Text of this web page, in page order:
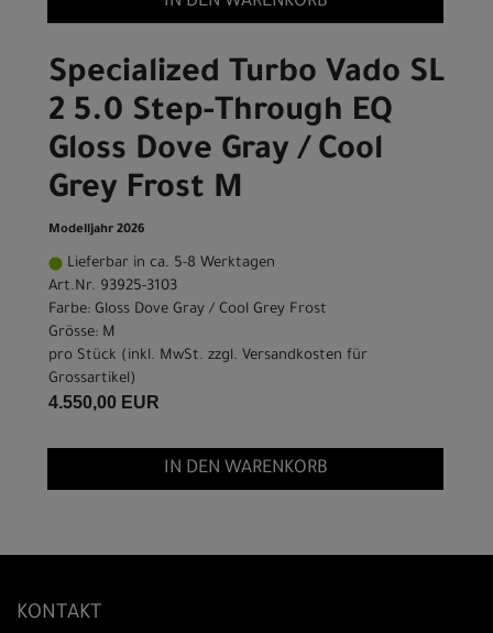
Specialized Turbo Vado SL
2 5.0 Step-Through EQ
Gloss Dove Gray / Cool
Grey Frost M
Modelljahr 2026
Lieferbar in ca. 5-8 Werktagen
Art.Nr. 93925-3103
Farbe: Gloss Dove Gray / Cool Grey Frost
Grösse: M
pro Stück (inkl. MwSt. zzgl. Versandkosten für
Grossartikel)
4.550,00 EUR
IN DEN WARENKORB
KONTAKT